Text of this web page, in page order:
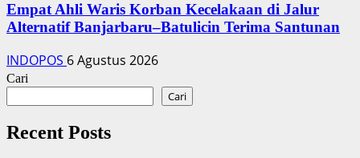
Empat Ahli Waris Korban Kecelakaan di Jalur
Alternatif Banjarbaru–Batulicin Terima Santunan
INDOPOS 6 Agustus 2026
Cari
Cari
Recent Posts